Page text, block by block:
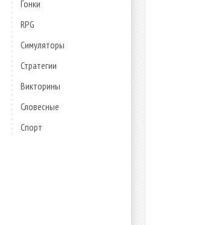
Гонки
RPG
Симуляторы
Стратегии
Викторины
Словесные
Спорт